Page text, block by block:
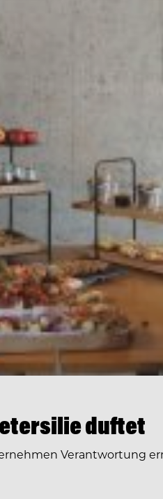
duftet